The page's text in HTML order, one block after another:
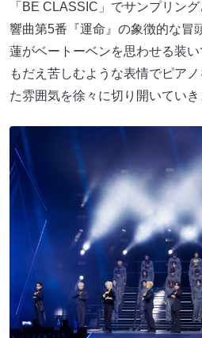
「BE CLASSIC」でサンプリン
響曲第5番『運命』の象徴的な冒
蓮がベートーベンを思わせる装い
もだえ苦しむような表情でピア
た雰囲気を徐々に切り開いていき